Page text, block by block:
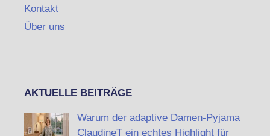
Kontakt
Über uns
AKTUELLE BEITRÄGE
Warum der adaptive Damen-Pyjama
ClaudineT ein echtes Highlight für